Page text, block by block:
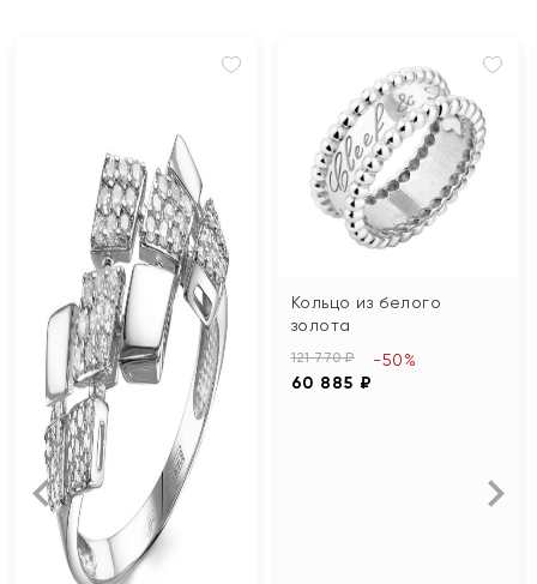
Кольцо из белого
золота
121 770 ₽
60 885 ₽
-50%